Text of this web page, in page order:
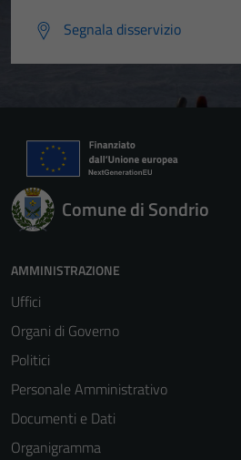
Segnala disservizio
Comune di Sondrio
AMMINISTRAZIONE
Uffici
Organi di Governo
Politici
Personale Amministrativo
Documenti e Dati
Organigramma